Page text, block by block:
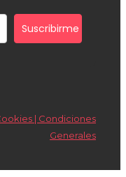
Suscribirme
| Condiciones
Generales